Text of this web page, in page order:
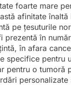
foarte mare
afinitate
pe țesuturile
prezentă în
în afara
specifice pentru
pentru o tumoră